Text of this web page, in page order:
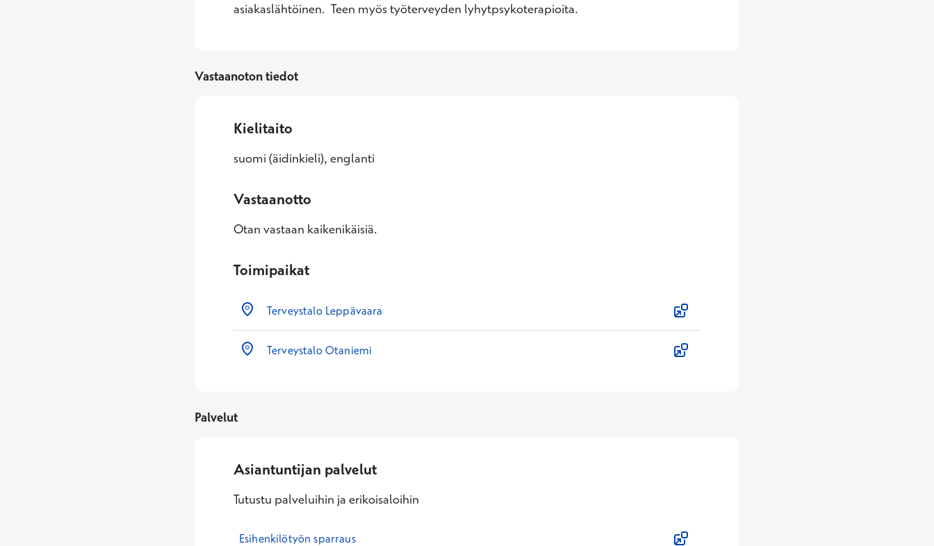
asiakaslähtöinen.  Teen myös työterveyden lyhytpsykoterapioita.
Vastaanoton tiedot
Kielitaito
suomi (äidinkieli), englanti
Vastaanotto
Otan vastaan kaikenikäisiä.
Toimipaikat
Terveystalo Leppävaara
Terveystalo Otaniemi
Palvelut
Asiantuntijan palvelut
Tutustu palveluihin ja erikoisaloihin
Esihenkilötyön sparraus